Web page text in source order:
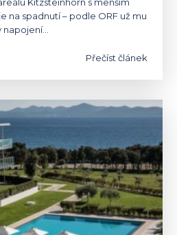
na spadnutí – podle ORF už mu
Přečíst článek